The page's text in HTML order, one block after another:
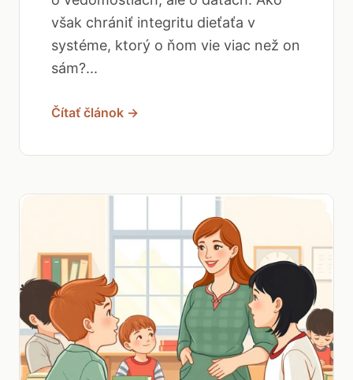
však chrániť integritu dieťaťa v
systéme, ktorý o ňom vie viac než on
sám?...
Čítať článok →